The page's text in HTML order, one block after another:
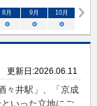
8月 9月 10月
○ ○ ○
更新日:2026.06.11
々井駅」、「京成
いった立地にご